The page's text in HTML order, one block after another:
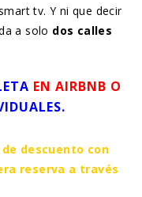
tv. Y ni que decir
a solo dos calles
EN AIRBNB O
de descuento con
reserva a través